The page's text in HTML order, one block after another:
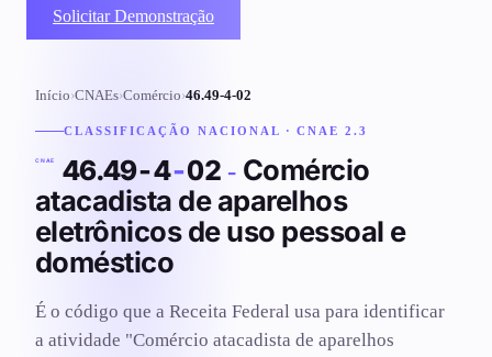
Solicitar Demonstração
Início›CNAEs›Comércio›46.49-4-02
CLASSIFICAÇÃO NACIONAL · CNAE 2.3
CNAE 46.49-4-02- Comércio
atacadista de aparelhos
eletrônicos de uso pessoal e
doméstico
É o código que a Receita Federal usa para identificar
a atividade "Comércio atacadista de aparelhos